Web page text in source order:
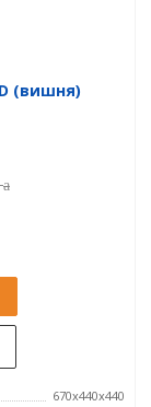
(вишня)
670x440x440